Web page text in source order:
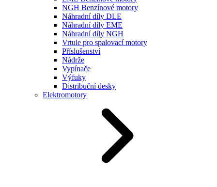
NGH Benzínové motory
Náhradní díly DLE
Náhradní díly EME
Náhradní díly NGH
Vrtule pro spalovací motory
Příslušenství
Nádrže
Vypínače
Výfuky
Distribuční desky
Elektromotory